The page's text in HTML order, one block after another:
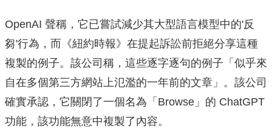
OpenAI 聲稱，它已嘗試減少其大型語言模型中的'反
芻'行為，而《紐約時報》在提起訴訟前拒絕分享這種
複製的例子。該公司稱，這些逐字逐句的例子「似乎來
自在多個第三方網站上氾濫的一年前的文章」。該公司
確實承認，它關閉了一個名為「Browse」的 ChatGPT
功能，該功能無意中複製了內容。